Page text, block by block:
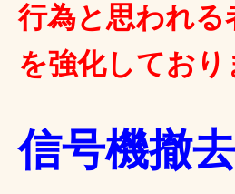
行為と思われる
を強化しており
信号機撤